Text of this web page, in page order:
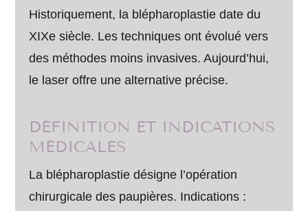
Historiquement, la blépharoplastie date du
XIXe siècle. Les techniques ont évolué vers
des méthodes moins invasives. Aujourd’hui,
le laser offre une alternative précise.
DÉFINITION ET INDICATIONS
MÉDICALES
La blépharoplastie désigne l’opération
chirurgicale des paupières. Indications :